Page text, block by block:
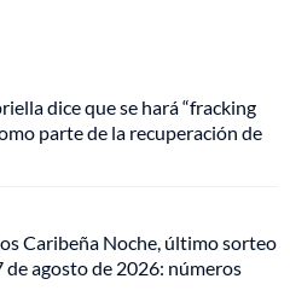
dice que se hará “fracking
parte de la recuperación de
Caribeña Noche, último sorteo
de agosto de 2026: números